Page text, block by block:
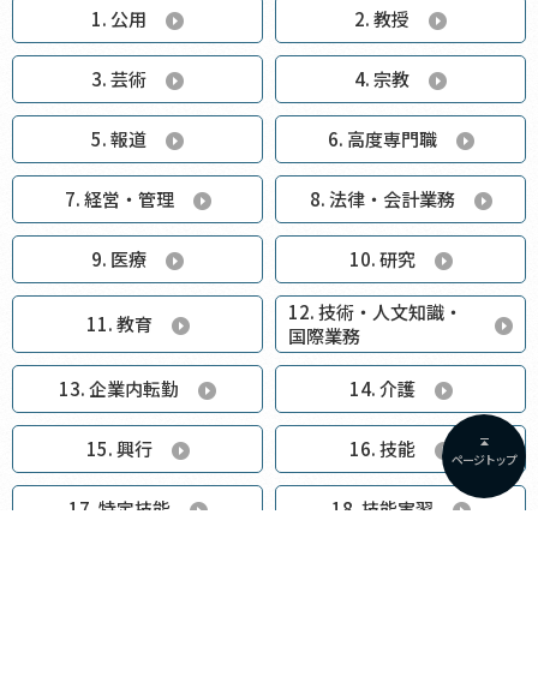
1. 公用 2. 教授
3. 芸術 4. 宗教
5. 報道 6. 高度専門職
7. 経営・管理 8. 法律・会計業務
9. 医療 10. 研究
11. 教育
12. 技術・人文知識・
国際業務
13. 企業内転勤 14. 介護
15. 興行 16. 技能
17. 特定技能 18. 技能実習
ページトップ